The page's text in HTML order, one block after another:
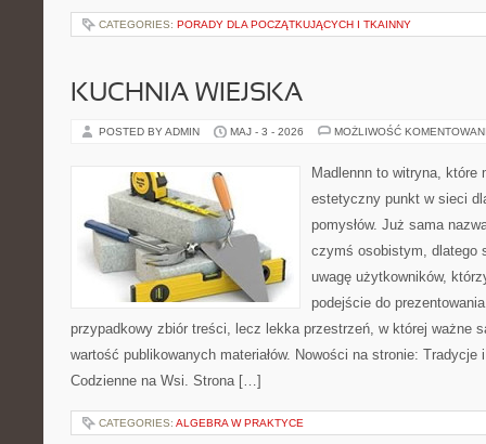
CATEGORIES: PORADY DLA POCZĄTKUJĄCYCH I TKAINNY
KUCHNIA WIEJSKA
POSTED BY ADMIN MAJ - 3 - 2026 MOŻLIWOŚĆ
Madlennn to witryna, które
estetyczny punkt w sieci
pomysłów. Już sama
czymś osobistym, dlatego
uwagę użytkowników,
podejście do
przypadkowy zbiór treści, lecz lekka przestrzeń, w której ważne
wartość publikowanych materiałów. Nowości na stronie:
Codzienne na Wsi. Strona […]
CATEGORIES: ALGEBRA W PRAKTYCE